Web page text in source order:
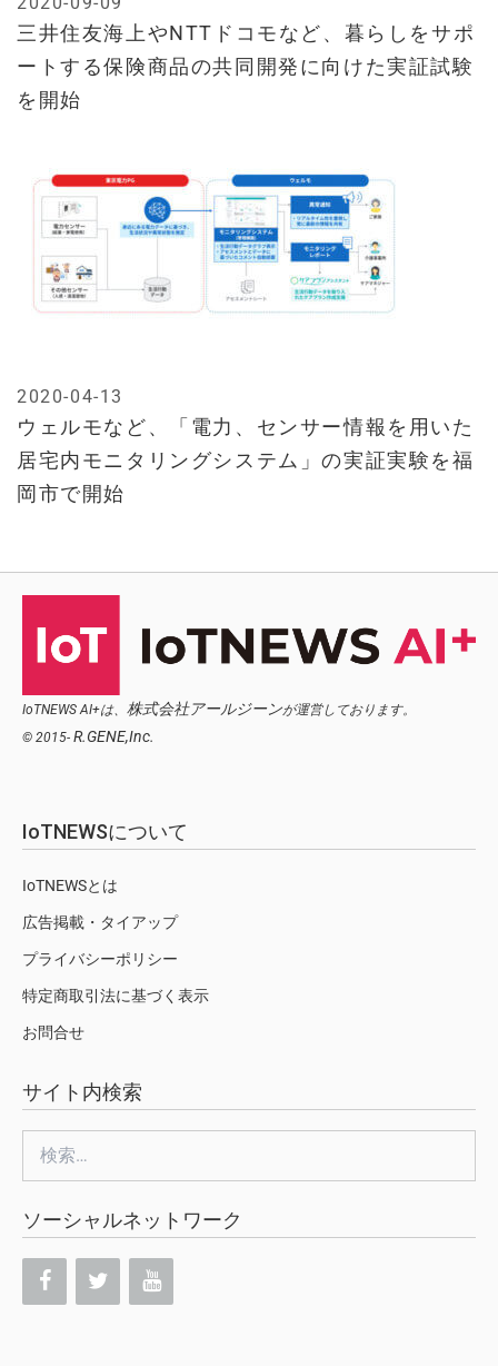
三井住友海上やNTTドコモなど、暮らしをサポ
ートする保険商品の共同開発に向けた実証試験
を開始
ウェルモなど、「電力、センサー情報を用いた
居宅内モニタリングシステム」の実証実験を福
岡市で開始
2020-04-13
IoTNEWS AI+は、 株式会社アールジーンが運営しております。
© 2015- R.GENE,Inc.
IoTNEWSについて
IoTNEWSとは
広告掲載・タイアップ
プライバシーポリシー
特定商取引法に基づく表示
お問合せ
サイト内検索
索:
ソーシャルネットワーク